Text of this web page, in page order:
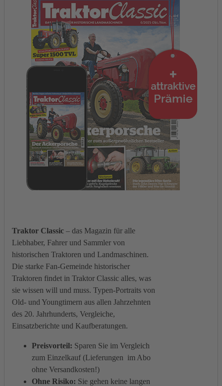
Traktor Classic – das Magazin für alle
Liebhaber, Fahrer und Sammler von
historischen Traktoren und Landmaschinen.
Die starke Fan-Gemeinde historischer
Traktoren findet in Traktor Classic alles, was
sie wissen will und muss. Typen-Portraits von
Old- und Youngtimern aus allen Jahrzehnten
des 20. Jahrhunderts, Vergleiche,
Einsatzberichte und Kaufberatungen.
Preisvorteil: Sparen Sie im Vergleich
zum Einzelkauf (Lieferungen im Abo
ohne Versandkosten!)
Ohne Risiko: Sie gehen keine langen